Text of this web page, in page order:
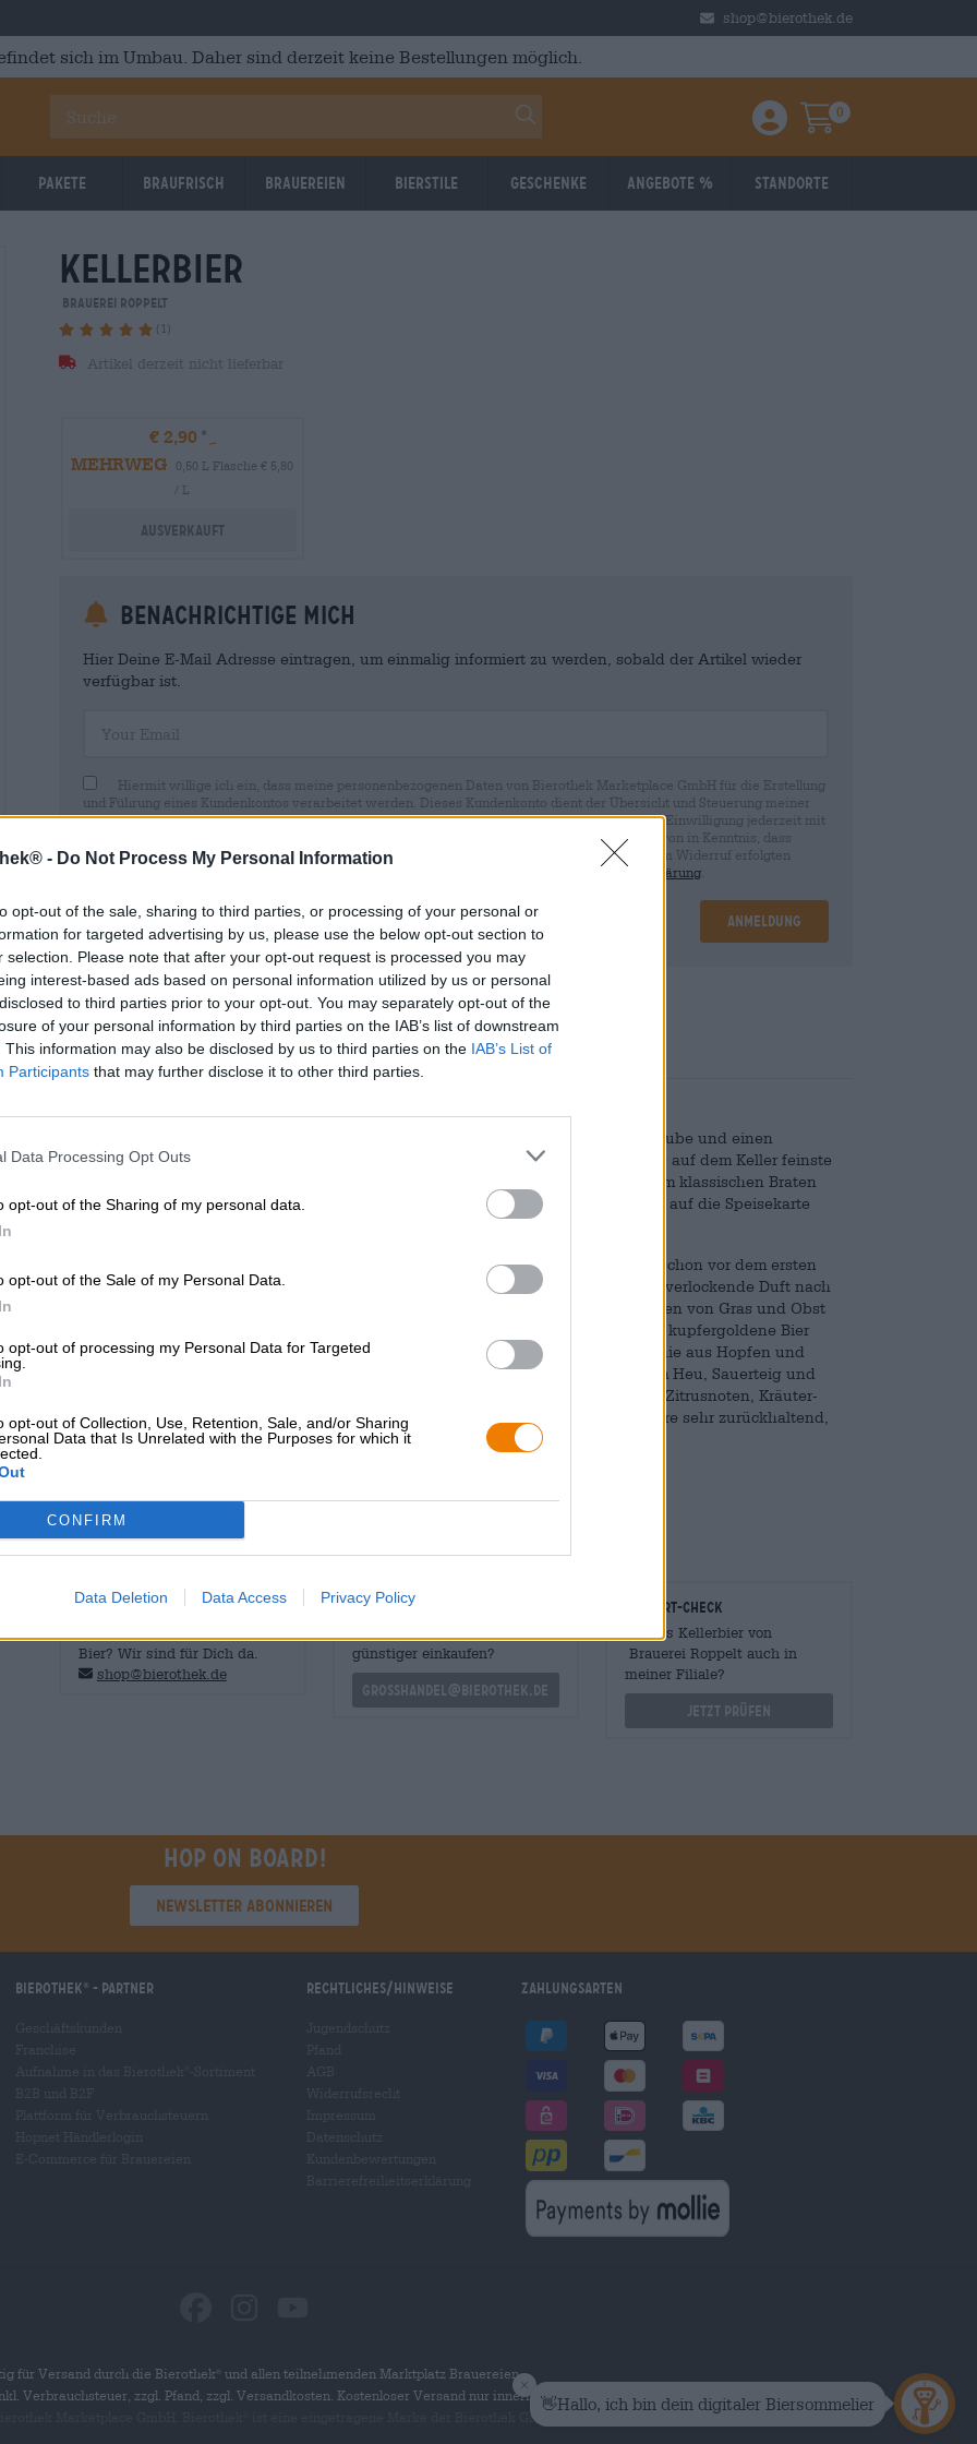
- Do Not Process My Personal Information
opt-out of the sale, sharing to third parties, or processing of your personal or
for targeted advertising by us, please use the below opt-out section to
selection. Please note that after your opt-out request is processed you may
interest-based ads based on personal information utilized by us or personal
to third parties prior to your opt-out. You may separately opt-out of the
of your personal information by third parties on the IAB’s list of downstream
This information may also be disclosed by us to third parties on the IAB’s List of
Participants that may further disclose it to other third parties.
Data Processing Opt Outs
opt-out of the Sharing of my personal data.
opt-out of the Sale of my Personal Data.
opt-out of processing my Personal Data for Targeted
opt-out of Collection, Use, Retention, Sale, and/or Sharing
Data that Is Unrelated with the Purposes for which it
CONFIRM
Data Deletion Data Access Privacy Policy
shop@bierothek.de
sich im Umbau. Daher sind derzeit keine Bestellungen möglich.
Einloggen / Anmelden
Warenkorb
0
Pakete Braufrisch Brauereien Bierstile Geschenke Angebote % Standorte
kellerbier
Brauerei Roppelt
(1)
Artikel derzeit nicht lieferbar
€ 2,90
MEHRWEG
0,50 L Flasche € 5,80
/ L
Ausverkauft
Benachrichtige mich
Hier Deine E-Mail Adresse eintragen, um einmalig informiert zu werden, sobald der Artikel wieder
verfügbar ist.
Hiermit willige ich ein, dass meine personenbezogenen Daten von Bierothek Marketplace GmbH für die Erstellung
und Führung eines Kundenkontos verarbeitet werden. Dieses Kundenkonto dient der Übersicht und Steuerung meiner
Verkaufstätigkeiten sowie meiner personenbezogenen Daten. Mir ist bewusst, dass ich diese Einwilligung jederzeit mit
Wirkung für die Zukunft per E-Mail an shop@bierothek.de widerrufen kann. Wir setzen Sie davon in Kenntnis, dass
durch den Widerruf der Einwilligung die Rechtmäßigkeit der aufgrund der Einwilligung bis zum Widerruf erfolgten
Verarbeitung nicht berührt wird. Weitere Informationen finden Sie in unserer
Datenschutzerklärung
Anmeldung
* Preise inkl. gesetzlicher MwSt. zzgl. zzgl. Pfand
Beschreibung Infos Bewertungen (1)
Die Stiebarlimbacher Brauerei Roppelt betreibt neben dem Brauhaus eine Gaststube und einen
Bierkeller. Dort können ihre Gäste in der Wirtschaft ganzjährig und des Sommers auf dem Keller feinste
fränkische Küche speisen. Die Brauerei bietet neben deftigen Brotzeiten und dem klassischen Braten
auch Karpfen aus eigener Züchtung sowie selbst geschossenes Wild an. Perfekt auf die Speisekarte
Der 4,9%-starke Sud wird in Flaschen mit Bügelverschluss abgefüllt und macht schon vor dem ersten
Schluck Spaß. Das satte Ploppen des Verschlusses eröffnet den Biergenuss. Der verlockende Duft nach
ofenfrischem Biskuit, würzigem Heu, hellem Getreide, Honignoten und Anklängen von Gras und Obst
führt das Vergnügen nahtlos fort und leitet in den köstlichen Antrunk über. Das kupfergoldene Bier
mit cremiger Krone liegt schlank auf der Zunge und liefert eine herrliche Harmonie aus Hopfen und
Malz. Sanfte Noten von gerösteter Gerste vereinen sich mit Waldhonig, duftigem Heu, Sauerteig und
schöner Würze zu einer unwiderstehlichen Mischung. Der Hopfen steuert milde Zitrusnoten, Kräuter-
Akzente und den Geschmack frisch gemähten Grases bei. Im Körper ist die Bittere sehr zurückhaltend,
erst im Finish mausert sie sich zu einer dominanteren Note.
KOSTENFREIE BIERATUNG
Bier? Wir sind für Dich da.
shop@bierothek.de
Händler oder Gastronomen
günstiger einkaufen?
grosshandel@bierothek.de
Vor-Ort-Check
Gibt es Kellerbier von
Brauerei Roppelt auch in
meiner Filiale?
Jetzt prüfen
Hop on board!
Newsletter abonnieren
Bierothek - Partner Rechtliches/Hinweise Zahlungsarten
für Versand durch die Bierothek
und allen teilnehmenden Marktplatz Brauereien
Verbrauchsteuer, zzgl. Pfand, zzgl. Versandkosten. Kostenloser Versand nur innerhalb Deutschlands.
ist eine eingetragene Marke der Bierothek Group GmbH. Alle Rechte vorbehalten.